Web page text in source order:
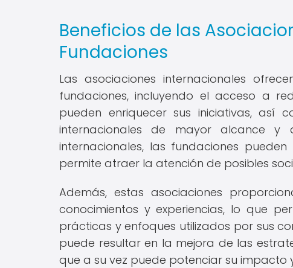
Beneficios de las
Fundaciones
Las asociaciones internacionales
fundaciones, incluyendo el acceso a
pueden enriquecer sus iniciativas,
internacionales de mayor alcance y
internacionales, las fundaciones
permite atraer la atención de posibles
Además, estas asociaciones
conocimientos y experiencias, lo que
prácticas y enfoques utilizados por sus
puede resultar en la mejora de las
que a su vez puede potenciar su impacto